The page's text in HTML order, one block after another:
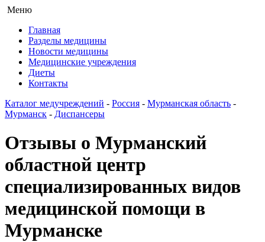
Меню
Главная
Разделы медицины
Новости медицины
Медицинские учреждения
Диеты
Контакты
Каталог медучреждений - Россия - Мурманская область -
Мурманск - Диспансеры
Отзывы о Мурманский
областной центр
специализированных видов
медицинской помощи в
Мурманске